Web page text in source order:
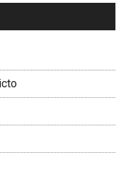
01:04
Corporación